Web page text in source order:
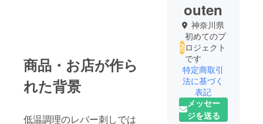
商品・お店が作ら
れた背景
低温調理のレバー刺しでは
outen
神奈川県
初めてのプ
ロジェクト
です
特定商取引
法に基づく
表記
メッセー
ジを送る